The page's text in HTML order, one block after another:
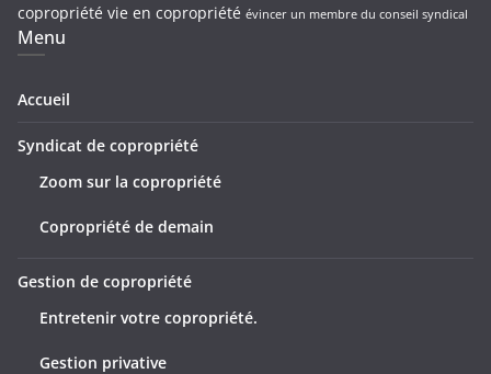
copropriété vie en copropriété évincer un membre du conseil syndical
Menu
Accueil
Syndicat de copropriété
Zoom sur la copropriété
Copropriété de demain
Gestion de copropriété
Entretenir votre copropriété.
Gestion privative